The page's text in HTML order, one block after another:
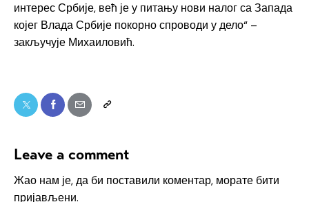
интерес Србије, већ је у питању нови налог са Запада
којег Влада Србије покорно спроводи у дело“ –
закључује Михаиловић.
Leave a comment
Жао нам је, да би поставили коментар, морате бити
пријављени.